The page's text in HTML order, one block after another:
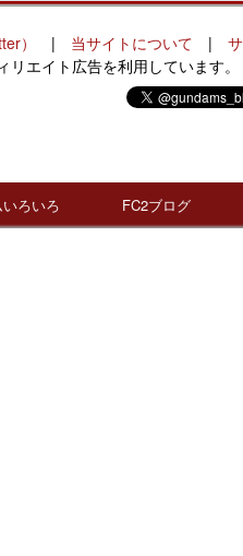
） | 当サイトについて |
リエイト広告を利用しています。
ろいろ FC2ブログ